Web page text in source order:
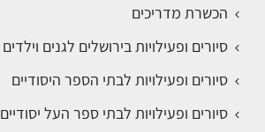
הכשרת מדריכים
סיורים ופעילויות בירושלים לגנים וילדים
סיורים ופעילויות לבתי הספר היסודיים
סיורים ופעילויות לבתי ספר העל יסודיים